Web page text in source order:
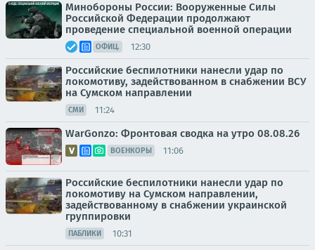
Минобороны России: Вооруженные Силы
Российской Федерации продолжают
проведение специальной военной операции
ОФИЦ. 12:30
Российские беспилотники нанесли удар по
локомотиву, задействованном в снабжении ВСУ
на Сумском направлении
СМИ 11:24
WarGonzo: Фронтовая сводка на утро 08.08.26
ВОЕНКОРЫ 11:06
Российские беспилотники нанесли удар по
локомотиву на Сумском направлении,
задействованному в снабжении украинской
группировки
ПАБЛИКИ 10:31